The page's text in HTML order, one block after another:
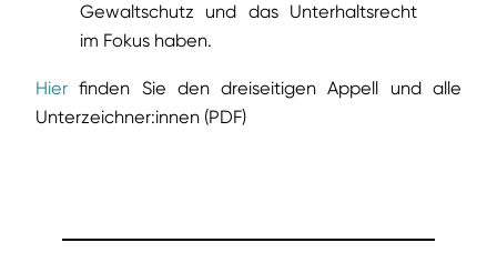
Gewaltschutz und das Unterhaltsrecht
im Fokus haben.
Hier finden Sie den dreiseitigen Appell und alle
Unterzeichner:innen (PDF)